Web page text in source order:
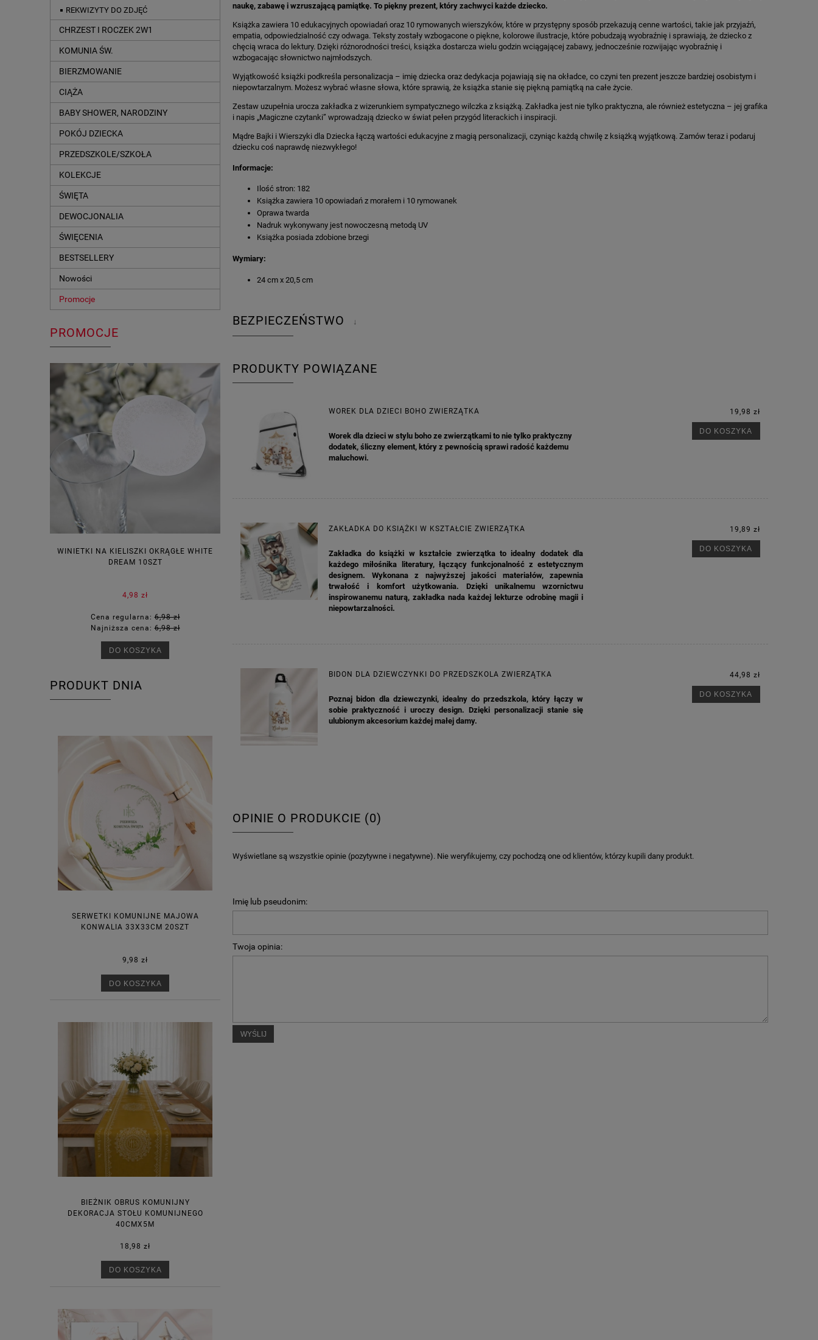
REKWIZYTY DO ZDJĘĆ
CHRZEST I ROCZEK 2W1
KOMUNIA ŚW.
BIERZMOWANIE
CIĄŻA
BABY SHOWER, NARODZINY
POKÓJ DZIECKA
PRZEDSZKOLE/SZKOŁA
KOLEKCJE
ŚWIĘTA
DEWOCJONALIA
ŚWIĘCENIA
BESTSELLERY
Nowości
Promocje
PROMOCJE
WINIETKI NA KIELISZKI OKRĄGŁE WHITE
DREAM 10SZT
4,98 zł
Cena regularna:6,98 zł
Najniższa cena:6,98 zł
DO KOSZYKA
PUDEŁECZKA PODZIĘKOWANIE ZŁOTA
KORONKA KWADRAT 10SZT
6,98 zł
GIRLANDA BIAŁE PIÓRKA ZE ZŁOTEM
4,30 zł
PRODUKT DNIA
SERWETKI KOMUNIJNE MAJOWA
KONWALIA 33X33CM 20SZT
9,98 zł
DO KOSZYKA
BIEŻNIK OBRUS KOMUNIJNY
DEKORACJA STOŁU KOMUNIJNEGO
40CMX5M
18,98 zł
DO KOSZYKA
naukę, zabawę i wzruszającą pamiątkę. To piękny prezent, który zachwyci każde dziecko.
Książka zawiera 10 edukacyjnych opowiadań oraz 10 rymowanych wierszyków, które w przystępny sposób przekazują cenne wartości, takie jak przyjaźń,
empatia, odpowiedzialność czy odwaga. Teksty zostały wzbogacone o piękne, kolorowe ilustracje, które pobudzają wyobraźnię i sprawiają, że dziecko z
chęcią wraca do lektury. Dzięki różnorodności treści, książka dostarcza wielu godzin wciągającej zabawy, jednocześnie rozwijając wyobraźnię i
wzbogacając słownictwo najmłodszych.
Wyjątkowość książki podkreśla personalizacja – imię dziecka oraz dedykacja pojawiają się na okładce, co czyni ten prezent jeszcze bardziej osobistym i
niepowtarzalnym. Możesz wybrać własne słowa, które sprawią, że książka stanie się piękną pamiątką na całe życie.
Zestaw uzupełnia urocza zakładka z wizerunkiem sympatycznego wilczka z książką. Zakładka jest nie tylko praktyczna, ale również estetyczna – jej grafika
i napis „Magiczne czytanki” wprowadzają dziecko w świat pełen przygód literackich i inspiracji.
Mądre Bajki i Wierszyki dla Dziecka łączą wartości edukacyjne z magią personalizacji, czyniąc każdą chwilę z książką wyjątkową. Zamów teraz i podaruj
dziecku coś naprawdę niezwykłego!
Informacje:
Ilość stron: 182
Książka zawiera 10 opowiadań z morałem i 10 rymowanek
Oprawa twarda
Nadruk wykonywany jest nowoczesną metodą UV
Książka posiada zdobione brzegi
Wymiary:
24 cm x 20,5 cm
BEZPIECZEŃSTWO ↓
PRODUKTY POWIĄZANE
WOREK DLA DZIECI BOHO ZWIERZĄTKA
Worek dla dzieci w stylu boho ze zwierzątkami to nie tylko praktyczny
dodatek, śliczny element, który z pewnością sprawi radość każdemu
maluchowi.
19,98 zł
DO KOSZYKA
ZAKŁADKA DO KSIĄŻKI W KSZTAŁCIE ZWIERZĄTKA
Zakładka do książki w kształcie zwierzątka to idealny dodatek dla
każdego miłośnika literatury, łączący funkcjonalność z estetycznym
designem. Wykonana z najwyższej jakości materiałów, zapewnia
trwałość i komfort użytkowania. Dzięki unikalnemu wzornictwu
inspirowanemu naturą, zakładka nada każdej lekturze odrobinę magii i
niepowtarzalności.
19,89 zł
DO KOSZYKA
BIDON DLA DZIEWCZYNKI DO PRZEDSZKOLA ZWIERZĄTKA
Poznaj bidon dla dziewczynki, idealny do przedszkola, który łączy w
sobie praktyczność i uroczy design. Dzięki personalizacji stanie się
ulubionym akcesorium każdej małej damy.
44,98 zł
DO KOSZYKA
OPINIE O PRODUKCIE (0)
Wyświetlane są wszystkie opinie (pozytywne i negatywne). Nie weryfikujemy, czy pochodzą one od klientów, którzy kupili dany produkt.
Imię lub pseudonim:
Twoja opinia:
WYŚLIJ